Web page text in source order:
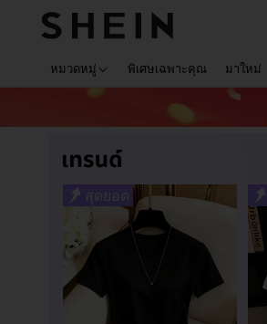
หมวดหมู่ พิเศษเฉพาะคุณ มาใหม่
สุดยอด